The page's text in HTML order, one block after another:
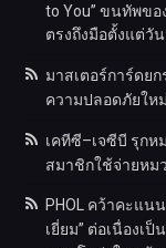
to You” ขนทัพข
ตรงถึงมือตั้งแต่วั
มาสเตอร์การ์ดย
ความปลอดภัยใหม่
เคทีซี–เจซีบี รุกห
สมาชิกใช้จ่ายหม
PHOL คว้าคะแน
เยี่ยม” ต่อเนื่องเ